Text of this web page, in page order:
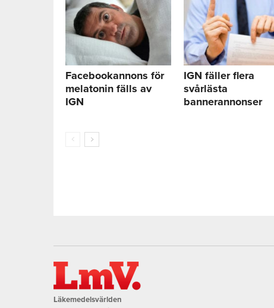
Facebookannons för
melatonin fälls av
IGN
IGN fäller flera
svårlästa
bannerannonser
Läkemedelsvärlden